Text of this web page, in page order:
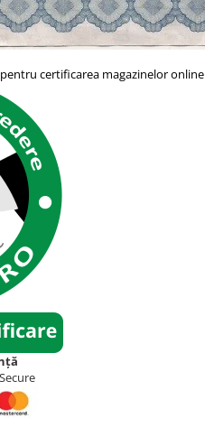
certificarea magazinelor online